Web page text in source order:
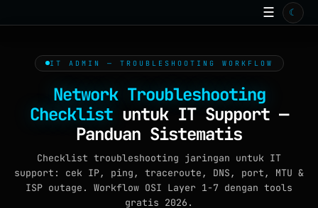
TOOLS ONLINE
ARTIKEL
WALLPAPER
☰ ☾
IT ADMIN — TROUBLESHOOTING WORKFLOW
Network Troubleshooting
Checklist untuk IT Support —
Panduan Sistematis
Checklist troubleshooting jaringan untuk IT
support: cek IP, ping, traceroute, DNS, port, MTU &
ISP outage. Workflow OSI Layer 1-7 dengan tools
gratis 2026.